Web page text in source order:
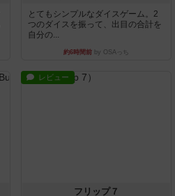
とてもシンプルなダイスゲーム。2
つのダイスを振って、出目の合計を
自分の...
約6時間前 by OSAっち
レビュー
フリップ７